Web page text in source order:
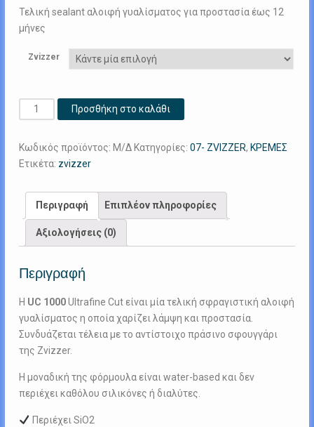
Τελική sealant αλοιφή γυαλίσματος για προστασία έως 12
μήνες
Zvizzer
1000
Cut
ποσότητα
Προσθήκη στο καλάθι
Κωδικός προϊόντος: Μ/Δ Κατηγορίες: 07- ZVIZZER, ΚΡΕΜΕΣ
Ετικέτα: zvizzer
Περιγραφή Επιπλέον πληροφορίες
Αξιολογήσεις (0)
Περιγραφή
Η UC 1000Ultrafine Cut είναι μία τελική σφραγιστική αλοιφή
γυαλίσματος η οποία χαρίζει λάμψη και προστασία.
Συνδυάζεται τέλεια με το αντίστοιχο πράσινο σφουγγάρι
της Zvizzer.
Η μοναδική της φόρμουλα είναι water-based και δεν
περιέχει καθόλου σιλικόνες ή διαλύτες.
Περιέχει SiO2